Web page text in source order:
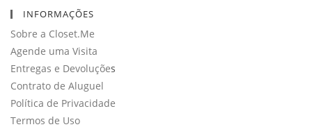
INFORMAÇÕES
Sobre a Closet.Me
Agende uma Visita
Entregas e Devoluções
Contrato de Aluguel
Política de Privacidade
Termos de Uso